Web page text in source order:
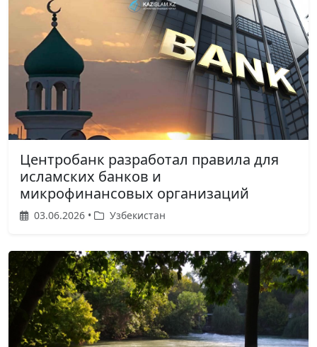
Центробанк разработал правила для
исламских банков и
микрофинансовых организаций
03.06.2026 • Узбекистан